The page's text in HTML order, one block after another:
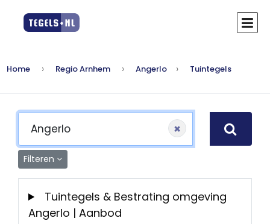
Home Regio Arnhem Angerlo Tuintegels
×
Filteren
Tuintegels & Bestrating omgeving
Angerlo | Aanbod